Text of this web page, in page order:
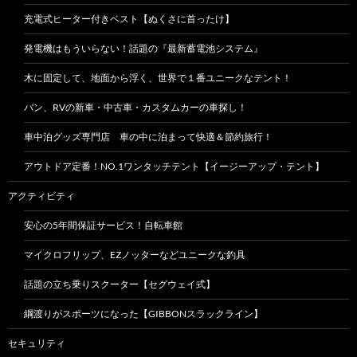
充電式ヒーター付きベスト【ぬくさに首ったけ】
発電機はもういらない！話題の『最新蓄電池システム』
木に固定して、地面から浮く、世界で１番ユニークなテント！
バン、RVの新車・中古車・カスタムカーの車探し！
車中泊グッズ専門店 車の中に泊まって快適＆節約旅行！
アウトドア定番！NO.1ワンタッチテント【イージーアップ・テント】
アクティビティ
安心の5年間保証サービス！自転車館
マイクロフリップ、EZノッターなどユニークな釣具
話題の立ち乗りスクーター【セグウェイ式】
綱渡りがスポーツになった【GIBBONスラックライン】
セキュリティ